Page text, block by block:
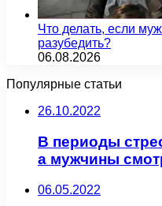
Что делать, если
разубедить?
06.08.2026
Популярные статьи
26.10.2022
В периоды
а мужчины
06.05.2022